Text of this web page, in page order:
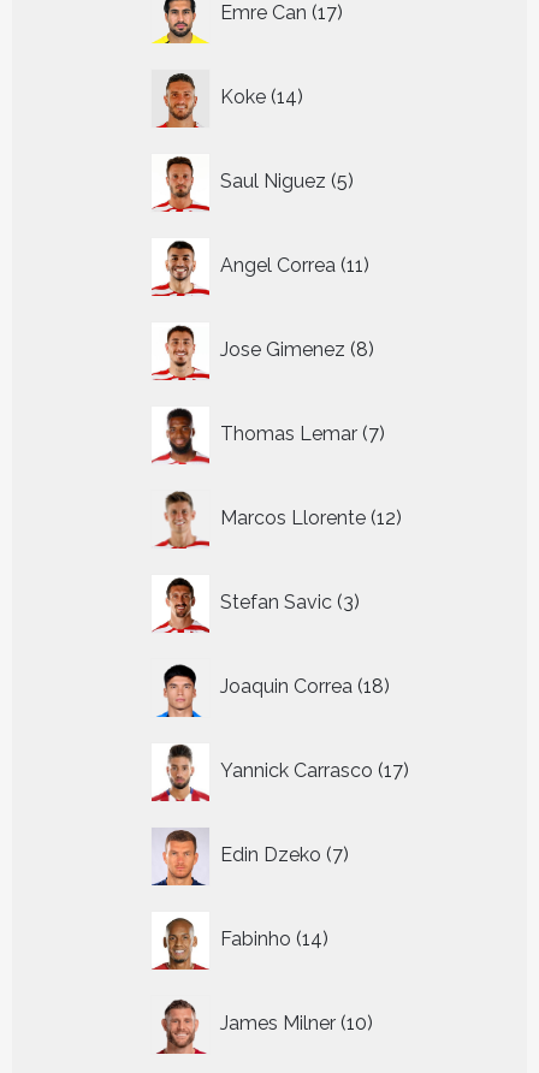
Emre Can 17
producten
Koke 14
producten
Saul Niguez 5
producten
Angel Correa 11
producten
Jose Gimenez 8
producten
Thomas Lemar 7
producten
Marcos Llorente 12
producten
Stefan Savic 3
producten
Joaquin Correa 18
producten
Yannick Carrasco 17
producten
Edin Dzeko 7
producten
Fabinho 14
producten
James Milner 10
producten